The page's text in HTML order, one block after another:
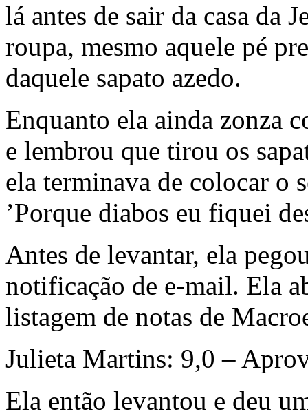
lá antes de sair da casa da
roupa, mesmo aquele pé
daquele sapato azedo.
Enquanto ela ainda zonza
e lembrou que tirou os
ela terminava de colocar o
’Porque diabos eu fiquei
Antes de levantar, ela
notificação de e-mail. Ela
listagem de notas de
Julieta Martins: 9,0 –
Ela então levantou e deu